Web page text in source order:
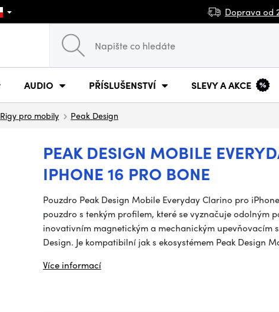
Doprava od
AUDIO PŘÍSLUŠENSTVÍ SLEVY A AKCE
Rigy pro mobily Peak Design
PEAK DESIGN MOBILE
IPHONE 16 PRO BONE
Pouzdro Peak Design Mobile Everyday Clarino pro
pouzdro s tenkým profilem, které se vyznačuje odolným
inovativním magnetickým a mechanickým upevňovacím
Design. Je kompatibilní jak s ekosystémem Peak Design
Více informací